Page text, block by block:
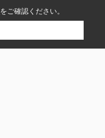
をご確認ください。